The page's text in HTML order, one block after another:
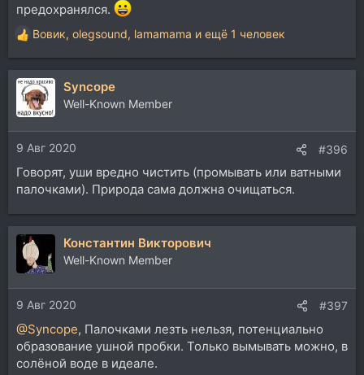
предохранялся.
Р
е
а
к
ц
и
и
:
Вовик, olegsound, lamamama и ещё 1 человек
Syncope
Well-Known Member
9 Авг 2020 #396
Говорят, уши вредно чистить (промывать или ватными
палочками). Природа сама должна очищаться.
Константин Викторович
Well-Known Member
9 Авг 2020 #397
@Syncope, Палочками лезть нельзя, потенциально
образование ушной пробки. Только вымывать можно, в
солёной воде в идеале.